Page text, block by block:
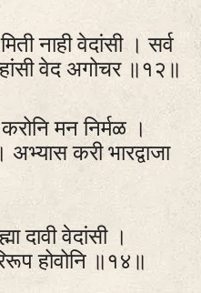
नाही वेदांसी । सर्व
वेद अगोचर ॥१२॥
मन निर्मळ ।
करी भारद्वाजा
दावी वेदांसी ।
होवोनि ॥१४॥